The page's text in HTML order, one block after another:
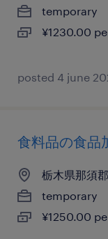
temporary
¥1230.00
posted 4 june
食料品の食品
栃木県那須
temporary
¥1250.00